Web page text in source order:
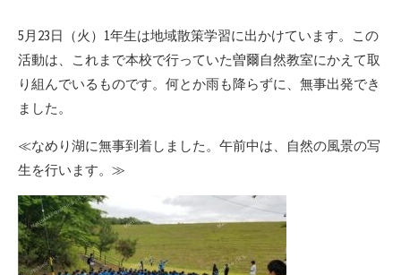
リ
ー
5月23日（火）1年生は地域散策学習に出かけています。この
活動は、これまで本校で行っていた曽爾自然教室にかえて取
り組んでいるものです。何とか雨も降らずに、無事出発でき
ました。
≪なめり湖に無事到着しました。午前中は、自然の風景の写
生を行います。≫